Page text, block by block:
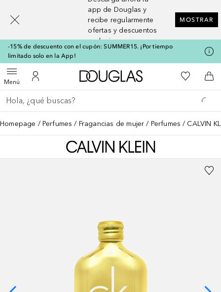
app de Douglas y
recibe regularmente
ofertas y descuentos
exclusivos
MOSTRAR
-15% de descuento con el cupón: SUMMER15. ¡Por tiempo
limitado solo en la App!
MenúAbrir menúMi cuenta
A Douglas HomeMi lista de
A
Regresar
Ejecutar búsqueda
Homepage Perfumes Fragancias de mujer Perfumes CALVIN
[navigation.slideout.screenreader]